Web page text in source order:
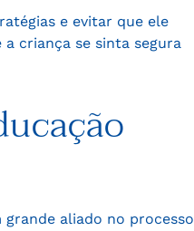
e evitar que ele
criança se sinta segura
aliado no processo